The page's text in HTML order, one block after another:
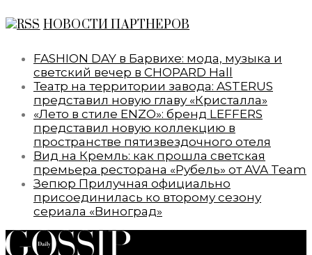
НОВОСТИ ПАРТНЕРОВ
FASHION DAY в Барвихе: мода, музыка и
светский вечер в CHOPARD Hall
Театр на территории завода: ASTERUS
представил новую главу «Кристалла»
«Лето в стиле ENZO»: бренд LEFFERS
представил новую коллекцию в
пространстве пятизвездочного отеля
Вид на Кремль: как прошла светская
премьера ресторана «Рубель» от AVA Team
Зепюр Прилучная официально
присоединилась ко второму сезону
сериала «Виноград»